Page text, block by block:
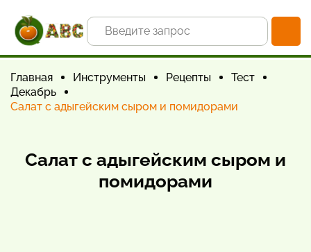
Главная Инструменты Рецепты
Тест
Декабрь
Салат с адыгейским сыром и помидорами
Салат с адыгейским сыром и
помидорами